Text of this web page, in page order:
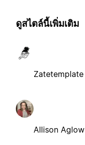
ดูสไตล์นี้เพิ่มเติม
Zatetemplate
Allison Aglow